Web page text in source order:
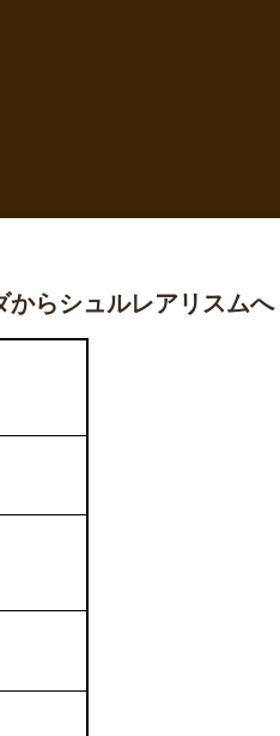
らシュルレアリスムへ